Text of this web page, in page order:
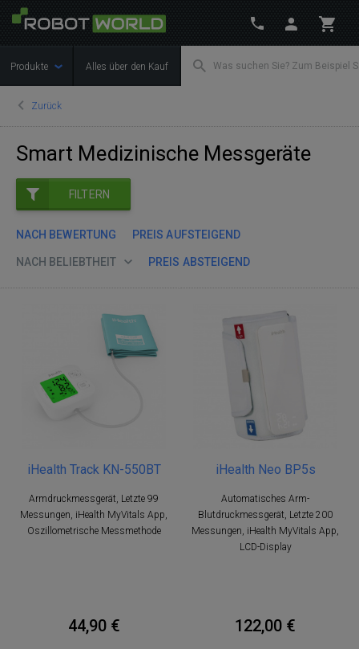
Produkte Alles über den Kauf
Zurück
Smart Medizinische Messgeräte
FILTERN
NACH BEWERTUNG PREIS AUFSTEIGEND
NACH BELIEBTHEIT PREIS ABSTEIGEND
iHealth Track KN-550BT
Armdruckmessgerät, Letzte 99
Messungen, iHealth MyVitals App,
Oszillometrische Messmethode
44,90 €
iHealth Neo BP5s
Automatisches Arm-
Blutdruckmessgerät, Letzte 200
Messungen, iHealth MyVitals App,
LCD-Display
122,00 €